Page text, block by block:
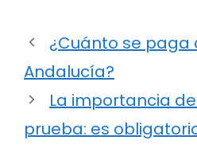
¿Cuánto se paga
Andalucía?
La importancia
prueba: es